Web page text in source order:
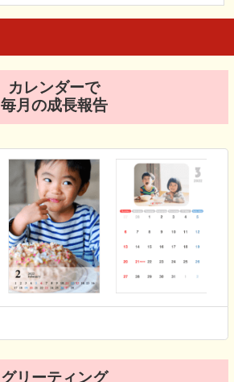
カレンダーで
毎月の成長報告
グリーティング